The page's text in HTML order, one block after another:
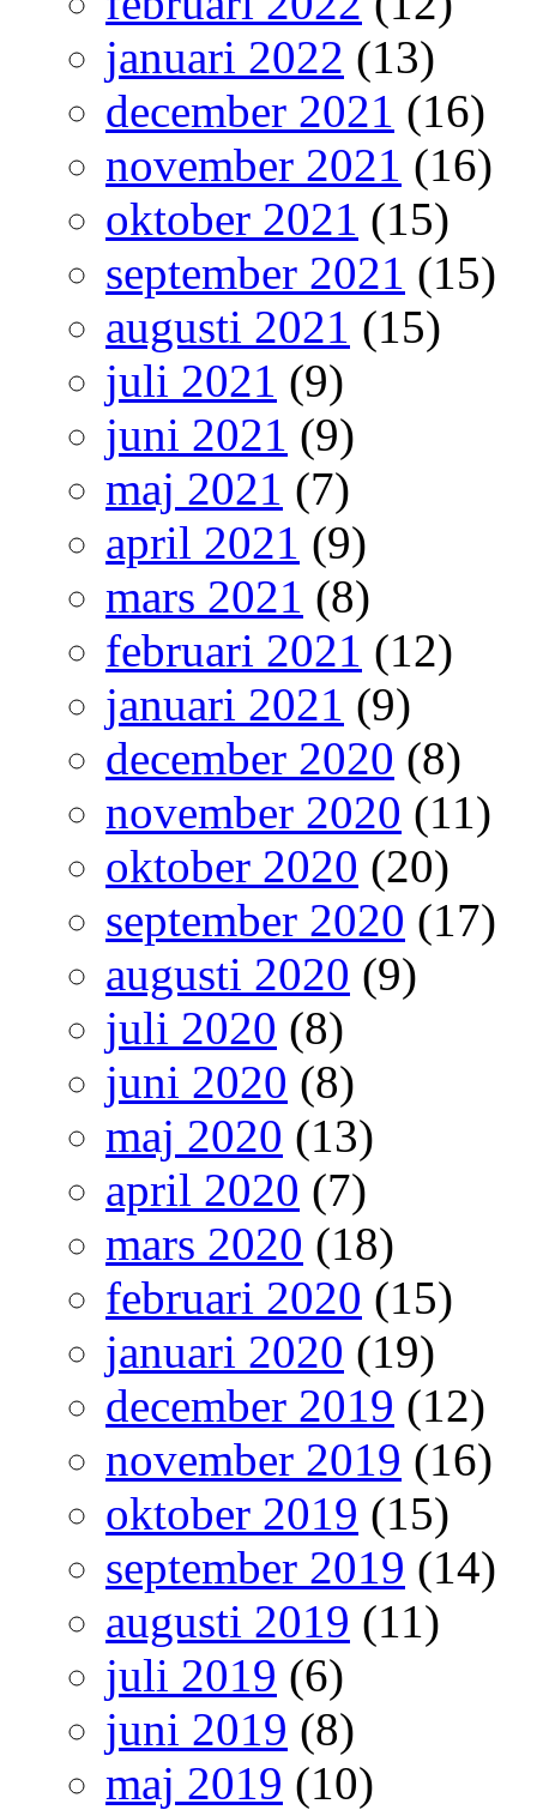
januari 2022 (13)
december 2021 (16)
november 2021 (16)
oktober 2021 (15)
september 2021 (15)
augusti 2021 (15)
juli 2021 (9)
juni 2021 (9)
maj 2021 (7)
april 2021 (9)
mars 2021 (8)
februari 2021 (12)
januari 2021 (9)
december 2020 (8)
november 2020 (11)
oktober 2020 (20)
september 2020 (17)
augusti 2020 (9)
juli 2020 (8)
juni 2020 (8)
maj 2020 (13)
april 2020 (7)
mars 2020 (18)
februari 2020 (15)
januari 2020 (19)
december 2019 (12)
november 2019 (16)
oktober 2019 (15)
september 2019 (14)
augusti 2019 (11)
juli 2019 (6)
juni 2019 (8)
maj 2019 (10)